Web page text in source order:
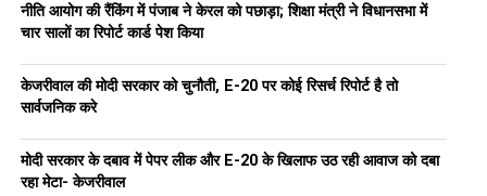
नीति आयोग की रैंकिंग में पंजाब ने केरल को पछाड़ा; शिक्षा मंत्री ने विधानसभा में
चार सालों का रिपोर्ट कार्ड पेश किया
केजरीवाल की मोदी सरकार को चुनौती, E-20 पर कोई रिसर्च रिपोर्ट है तो
सार्वजनिक करे
मोदी सरकार के दबाव में पेपर लीक और E-20 के खिलाफ उठ रही आवाज को दबा
रहा मेटा- केजरीवाल